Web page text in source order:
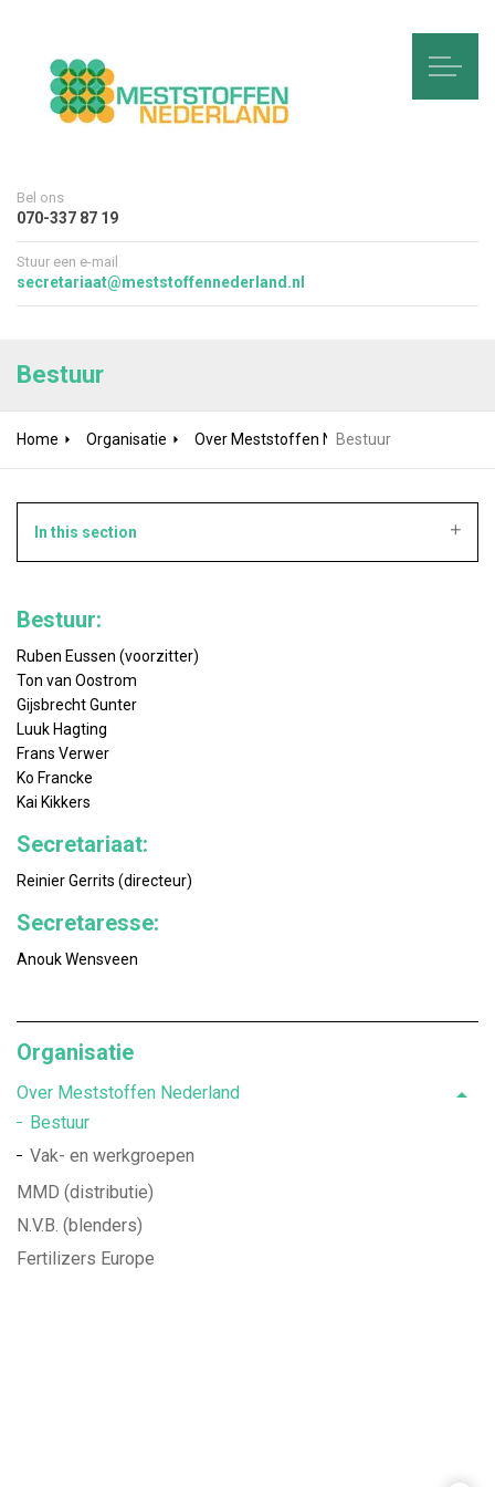
Bel ons
070-337 87 19
Stuur een e-mail
secretariaat@meststoffennederland.nl
Bestuur
Home Organisatie Over Meststoffen Nederland
Bestuur
In this section
Bestuur:
Ruben Eussen (voorzitter)
Ton van Oostrom
Gijsbrecht Gunter
Luuk Hagting
Frans Verwer
Ko Francke
Kai Kikkers
Secretariaat:
Reinier Gerrits (directeur)
Secretaresse:
Anouk Wensveen
Organisatie
Over Meststoffen Nederland
Bestuur
Vak- en werkgroepen
MMD (distributie)
N.V.B. (blenders)
Fertilizers Europe